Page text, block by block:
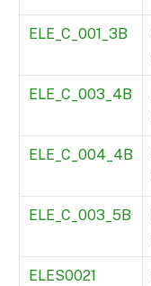
ELE_C_001_3B
ELE_C_003_4B
ELE_C_004_4B
ELE_C_003_5B
ELES0021